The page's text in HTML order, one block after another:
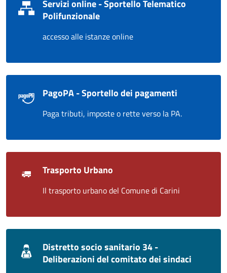
Servizi online - Sportello Telematico
Polifunzionale
accesso alle istanze online
PagoPA - Sportello dei pagamenti
Paga tributi, imposte o rette verso la PA.
Trasporto Urbano
Il trasporto urbano del Comune di Carini
Distretto socio sanitario 34 -
Deliberazioni del comitato dei sindaci